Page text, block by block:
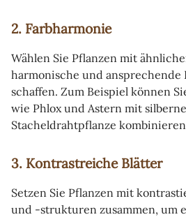
2. Farbharmonie
Wählen Sie Pflanzen mit
harmonische und ansprechende
schaffen. Zum Beispiel können
wie Phlox und Astern mit
Stacheldrahtpflanze
3. Kontrastreiche Blätter
Setzen Sie Pflanzen mit
und -strukturen zusammen, um